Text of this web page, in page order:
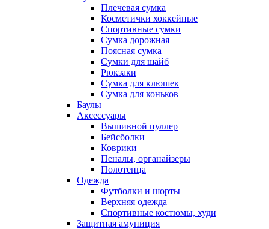
Плечевая сумка
Косметички хоккейные
Спортивные сумки
Сумка дорожная
Поясная сумка
Сумки для шайб
Рюкзаки
Сумка для клюшек
Сумка для коньков
Баулы
Аксессуары
Вышивной пуллер
Бейсболки
Коврики
Пеналы, органайзеры
Полотенца
Одежда
Футболки и шорты
Верхняя одежда
Спортивные костюмы, худи
Защитная амуниция